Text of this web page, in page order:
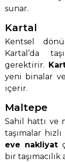
sunar.
Kartal
Kentsel
Kartal’da
gerektirir.
yeni binalar
içerir.
Maltepe
Sahil hattı ve
taşımalar
eve nakliyat
bir taşımacılık